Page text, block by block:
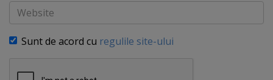
Website
Sunt de acord cu regulile site-ului